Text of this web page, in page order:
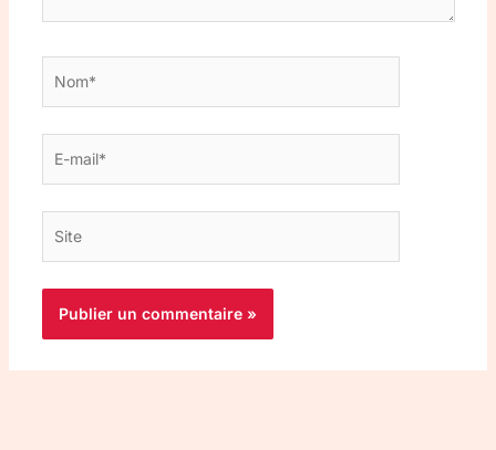
mail*